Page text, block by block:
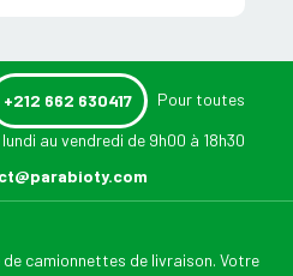
+212 662 630417 Pour toutes
au vendredi de 9h00 à 18h30
camionnettes de livraison. Votre